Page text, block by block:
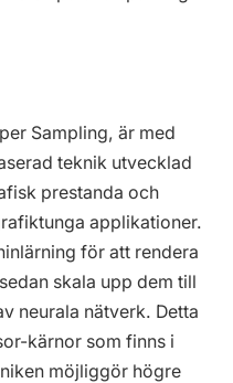
Sampling, är med
teknik utvecklad
prestanda och
applikationer.
för att rendera
skala upp dem till
neurala nätverk. Detta
kärnor som finns i
möjliggör högre